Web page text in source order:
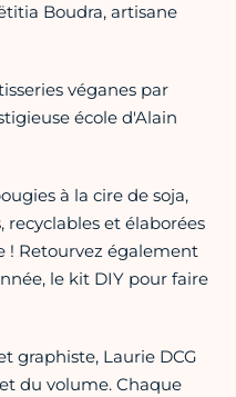
Boudra, artisane
véganes par
école d'Alain
à la cire de soja,
recyclables et élaborées
! Retourvez également
le kit DIY pour faire
graphiste, Laurie DCG
du volume. Chaque